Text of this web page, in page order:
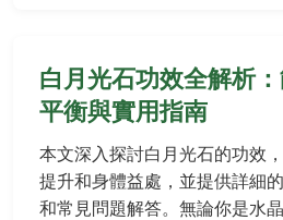
白月光石功效全解析
平衡與實用指南
本文深入探討白月光石的功效
提升和身體益處，並提供詳細
和常見問題解答。無論你是水